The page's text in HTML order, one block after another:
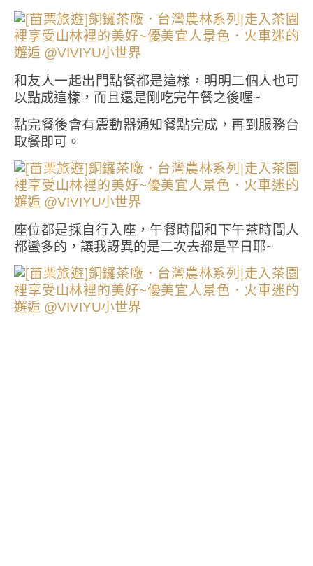
和友人一起出門點餐都是這樣，明明二個人也可
以點成這樣，而且還是剛吃完午餐之後喔~
點完餐後會有震動器通知餐點完成，再到服務台
取餐即可。
座位都是採自行入座，午餐時間和下午茶時間人
都蠻多的，讓我訝異的是二次去都是平日耶~